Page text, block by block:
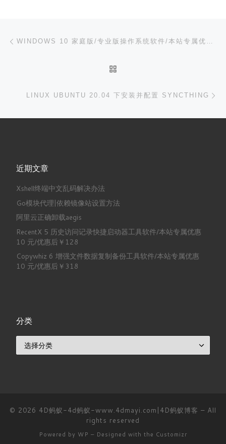
文章导航 WINDOWS 10 家庭版/专业版操作系统软件/本站专属优惠 150 元/优惠后￥348
LINUX UBUNTU 20.04 下安装并配置 SYNCTHING
近期文章
Xshell终端中文乱码解决办法
Go模块代理|依赖镜像站设置方法
阿里云正确卸载aegis
RecentX 5 历史访问记录快捷启动器工具软件/本站专属优惠
10 元/优惠后￥128
Copywhiz 6 增强文件数据复制备份工具软件/本站专属优惠
10 元/优惠后￥318
分类
© 2026 4D蚂蚁-4d蚂蚁-www.4dmayi.com|4D蚂蚁博客 – All
rights reserved
Powered by WP – Designed with the Customizr